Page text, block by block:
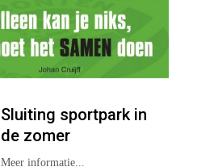
Sluiting sportpark in
de zomer
Meer informatie...